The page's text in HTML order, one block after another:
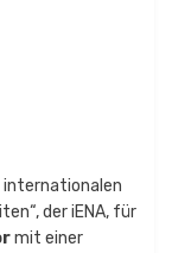
der iENA, für
mit einer